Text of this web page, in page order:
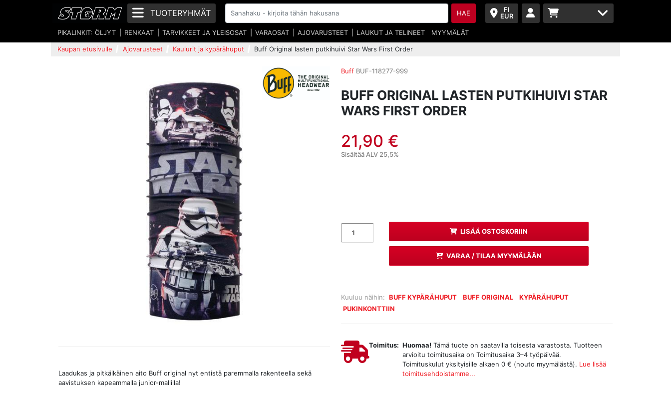
FI
EUR
TUOTERYHMÄT HAE
PIKALINKIT: ÖLJYT RENKAAT TARVIKKEET JA YLEISOSAT VARAOSAT AJOVARUSTEET LAUKUT JA TELINEET MYYMÄLÄT
Kaupan etusivulle Ajovarusteet Kaulurit ja kypärähuput Buff Original lasten putkihuivi Star Wars First Order
Buff BUF-118277-999
BUFF ORIGINAL LASTEN PUTKIHUIVI STAR
WARS FIRST ORDER
21,90 €
Sisältää ALV 25,5%
LISÄÄ OSTOSKORIIN
VARAA / TILAA MYYMÄLÄÄN
Kuuluu näihin: BUFF KYPÄRÄHUPUT BUFF ORIGINAL
KYPÄRÄHUPUT
PUKINKONTTIIN
Toimitus: Huomaa! Tämä tuote on saatavilla toisesta varastosta. Tuotteen
arvioitu toimitusaika on Toimitusaika 3–4 työpäivää.
Toimituskulut yksityisille alkaen 0 € (nouto myymälästä). Lue lisää
toimitusehdoistamme...
Laadukas ja pitkäikäinen aito Buff original nyt entistä paremmalla rakenteella sekä
aavistuksen kapeammalla junior-mallilla!